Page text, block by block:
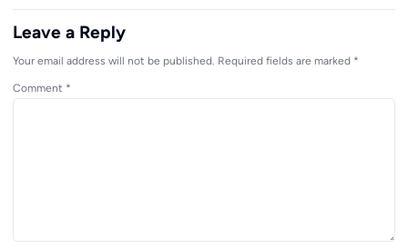
Leave a Reply
Your email address will not be published. Required fields are marked *
Comment *